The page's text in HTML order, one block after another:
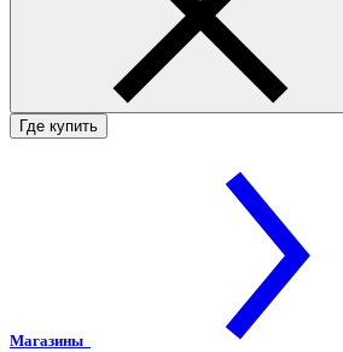
Где купить
Магазины